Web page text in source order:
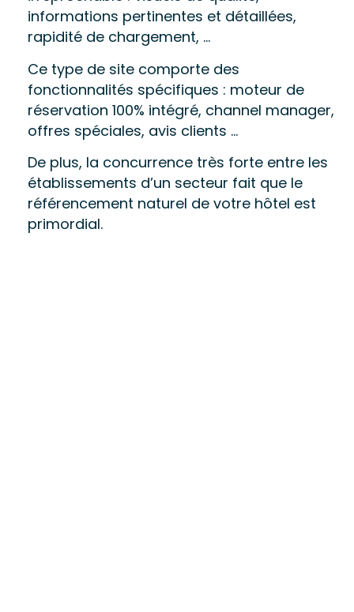
informations pertinentes et détaillées,
rapidité de chargement, …
Ce type de site comporte des
fonctionnalités spécifiques : moteur de
réservation 100% intégré, channel manager,
offres spéciales, avis clients …
De plus, la concurrence très forte entre les
établissements d’un secteur fait que le
référencement naturel de votre hôtel est
primordial.